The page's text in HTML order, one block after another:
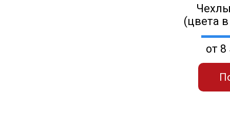
(цвета
от 8